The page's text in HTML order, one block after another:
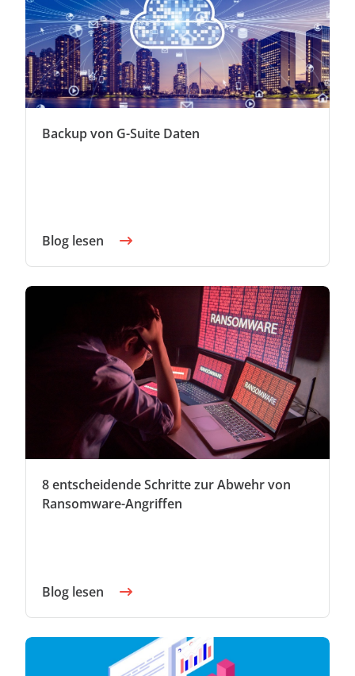
Backup von G-Suite Daten
Blog lesen
8 entscheidende Schritte zur Abwehr von
Ransomware-Angriffen
Blog lesen